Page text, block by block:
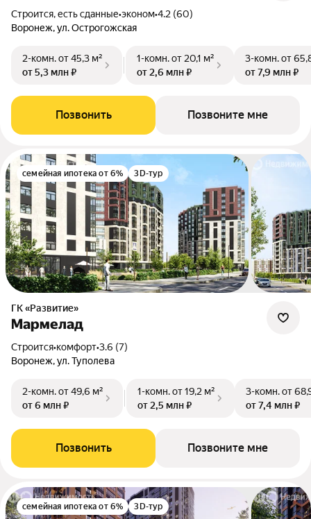
Строится, есть сданные•эконом•4.2 (60)
Воронеж, ул. Острогожская
2-комн.от 45,3 м²
от 5,3 млн ₽
1-комн.от 20,1 м²
от 2,6 млн ₽
3-комн.от
от 7,9 млн ₽
Позвонить Позвоните мне
семейная ипотека от 6% 3D-тур
ГК «Развитие»
Мармелад
Строится•комфорт•3.6 (7)
Воронеж, ул. Туполева
2-комн.от 49,6 м²
от 6 млн ₽
1-комн.от 19,2 м²
от 2,5 млн ₽
3-комн.от
от 7,4 млн ₽
Позвонить Позвоните мне
семейная ипотека от 6% 3D-тур